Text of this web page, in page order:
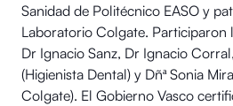
Sanidad de Politécnico EASO y
Laboratorio Colgate. Participaron
Dr Ignacio Sanz, Dr Ignacio
(Higienista Dental) y Dñª Sonia
Colgate). El Gobierno Vasco